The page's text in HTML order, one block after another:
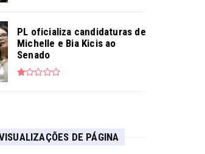
PL oficializa candidaturas de
Michelle e Bia Kicis ao
Senado
DE PÁGINA